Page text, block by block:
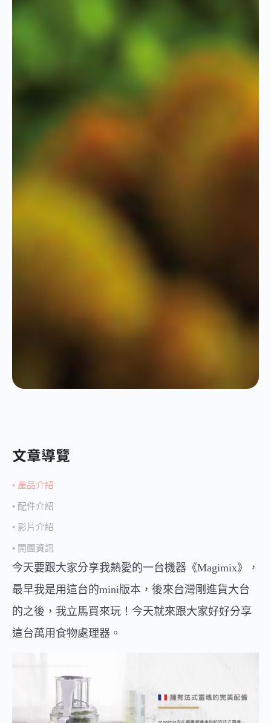
文章導覽
產品介紹
配件介紹
影片介紹
開團資訊
今天要跟大家分享我熱愛的一台機器《Magimix》，
最早我是用這台的mini版本，後來台灣剛進貨大台
的之後，我立馬買來玩！今天就來跟大家好好分享
這台萬用食物處理器。